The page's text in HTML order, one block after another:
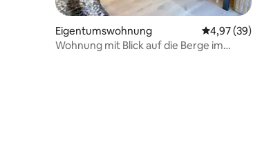
Eigentumswohnung
4,97 (39)
Wohnung mit Blick auf die Berge im